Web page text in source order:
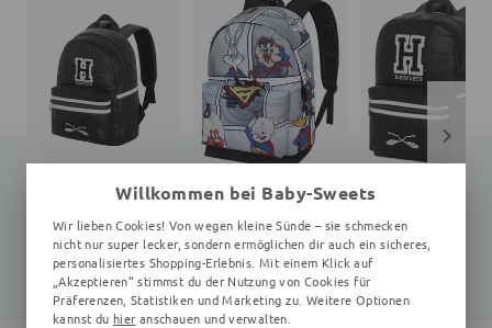
Rucksack
Unifarben
23,99 € 31,99 €
Rucksack
uni
31,75 € 41,99 €
Rucksack
Unifarben
28,00 €
Willkommen bei Baby-Sweets
Wir lieben Cookies! Von wegen kleine Sünde – sie schmecken
nicht nur super lecker, sondern ermöglichen dir auch ein sicheres,
personalisiertes Shopping-Erlebnis. Mit einem Klick auf
„Akzeptieren“ stimmst du der Nutzung von Cookies für
Präferenzen, Statistiken und Marketing zu. Weitere Optionen
kannst du hier anschauen und verwalten.